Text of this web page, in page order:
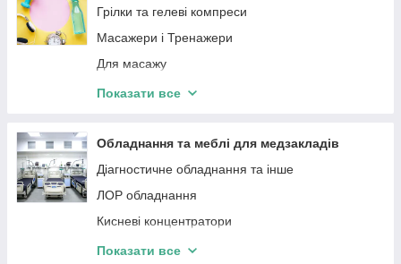
Грілки та гелеві компреси
Масажери і Тренажери
Для масажу
Масажні доріжки і килимки
Показати все
Обладнання та меблі для медзакладів
Діагностичне обладнання та інше
ЛОР обладнання
Кисневі концентратори
Дефібрилятори
Показати все